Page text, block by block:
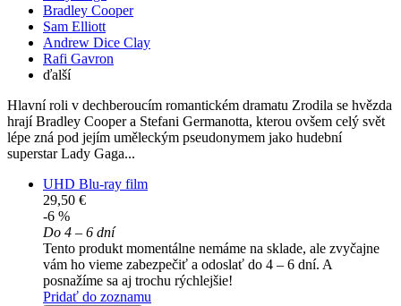
Bradley Cooper
Sam Elliott
Andrew Dice Clay
Rafi Gavron
ďalší
Hlavní roli v dechberoucím romantickém dramatu Zrodila se hvězda
hrají Bradley Cooper a Stefani Germanotta, kterou ovšem celý svět
lépe zná pod jejím uměleckým pseudonymem jako hudební
superstar Lady Gaga...
UHD Blu-ray film
29,50 €
-6 %
Do 4 – 6 dní
Tento produkt momentálne nemáme na sklade, ale zvyčajne
vám ho vieme zabezpečiť a odoslať do 4 – 6 dní. A
posnažíme sa aj trochu rýchlejšie!
Pridať do zoznamu